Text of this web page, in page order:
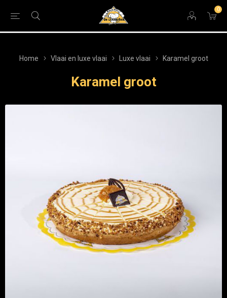
0
Home Vlaai en luxe vlaai Luxe vlaai Karamel groot
Karamel groot